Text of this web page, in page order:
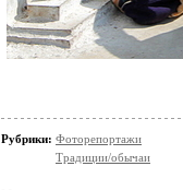
Рубрики: Фоторепортажи
Традиции/обычаи